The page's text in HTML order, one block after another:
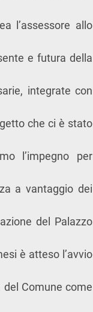
l’assessore allo
e futura della
integrate con
che ci è stato
l’impegno per
a vantaggio dei
del Palazzo
è atteso l’avvio
del Comune come